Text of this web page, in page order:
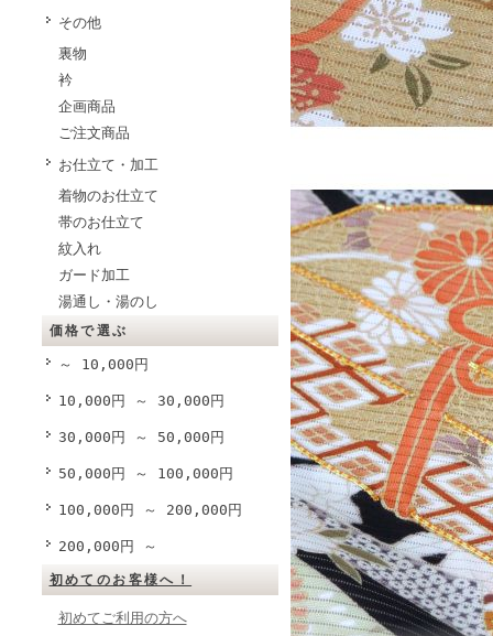
その他
裏物
衿
企画商品
ご注文商品
お仕立て・加工
着物のお仕立て
帯のお仕立て
紋入れ
ガード加工
湯通し・湯のし
価格で選ぶ
～ 10,000円
10,000円 ～ 30,000円
30,000円 ～ 50,000円
50,000円 ～ 100,000円
100,000円 ～ 200,000円
200,000円 ～
初めてのお客様へ！
初めてご利用の方へ